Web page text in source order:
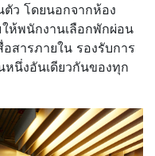
ว โดยนอกจากห้อง
ห้พนักงานเลือกพักผ่อน
สารภายใน รองรับการ
หนึ่งอันเดียวกันของทุก